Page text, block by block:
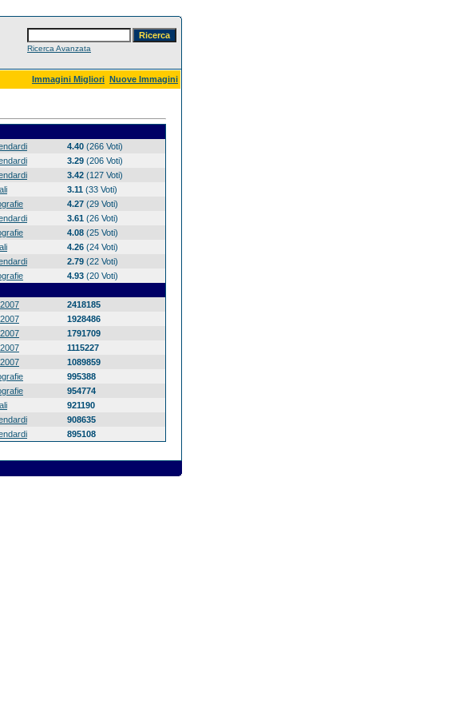
Ricerca Avanzata
Immagini Migliori Nuove Immagini
4.40 (266 Voti)
3.29 (206 Voti)
3.42 (127 Voti)
3.11 (33 Voti)
4.27 (29 Voti)
3.61 (26 Voti)
4.08 (25 Voti)
4.26 (24 Voti)
2.79 (22 Voti)
4.93 (20 Voti)
2418185
1928486
1791709
1115227
1089859
995388
954774
921190
908635
895108